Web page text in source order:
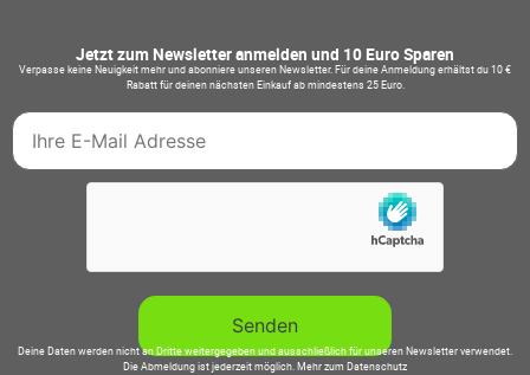
Jetzt zum Newsletter anmelden und 10 Euro Sparen
Verpasse keine Neuigkeit mehr und abonniere unseren Newsletter. Für deine Anmeldung erhältst du 10 €
Rabatt für deinen nächsten Einkauf ab mindestens 25 Euro.
Deine Daten werden nicht an Dritte weitergegeben und ausschließlich für unseren Newsletter verwendet.
Die Abmeldung ist jederzeit möglich.Mehr zum Datenschutz